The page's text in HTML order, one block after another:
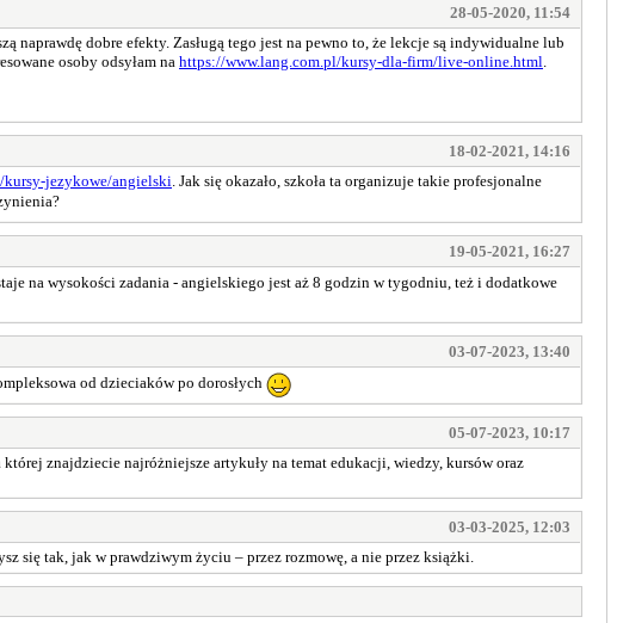
28-05-2020, 11:54
dobre efekty. Zasługą tego jest na pewno to, że lekcje są indywidualne lub
osoby odsyłam na https://www.lang.com.pl/kursy-dla-firm/live-online.html
18-02-2021, 14:16
jezykowe/angielski . Jak się okazało, szkoła ta organizuje takie profesjonalne
19-05-2021, 16:27
na wysokości zadania - angielskiego jest aż 8 godzin w tygodniu, też i dodatkowe
03-07-2023, 13:40
od dzieciaków po dorosłych
05-07-2023, 10:17
której znajdziecie najróżniejsze artykuły na temat edukacji, wiedzy, kursów oraz
03-03-2025, 12:03
się tak, jak w prawdziwym życiu – przez rozmowę, a nie przez książki.